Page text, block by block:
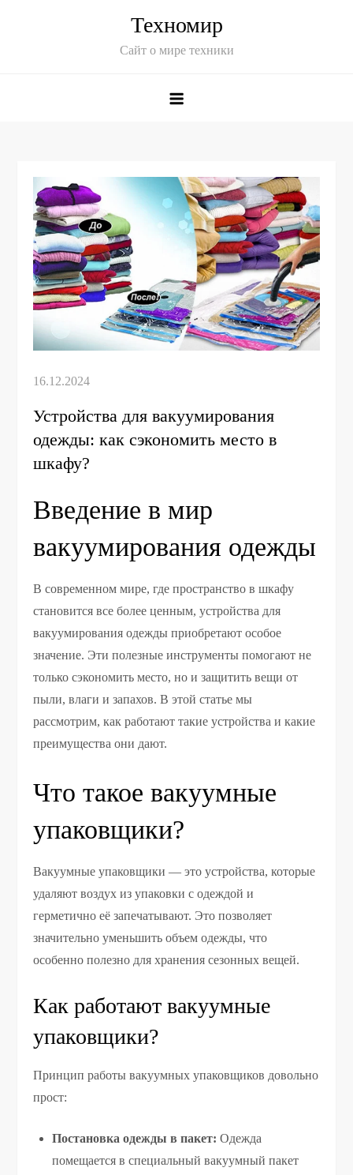
Техномир
Сайт о мире техники
Устройства для вакуумирования
одежды: как сэкономить место в
шкафу?
Введение в мир
вакуумирования одежды
В современном мире, где пространство в шкафу
становится все более ценным, устройства для
вакуумирования одежды приобретают особое
значение. Эти полезные инструменты помогают не
только сэкономить место, но и защитить вещи от
пыли, влаги и запахов. В этой статье мы
рассмотрим, как работают такие устройства и какие
преимущества они дают.
Что такое вакуумные
упаковщики?
Вакуумные упаковщики — это устройства, которые
удаляют воздух из упаковки с одеждой и
герметично её запечатывают. Это позволяет
значительно уменьшить объем одежды, что
особенно полезно для хранения сезонных вещей.
Как работают вакуумные
упаковщики?
Принцип работы вакуумных упаковщиков довольно
прост:
Постановка одежды в пакет: Одежда
помещается в специальный вакуумный пакет